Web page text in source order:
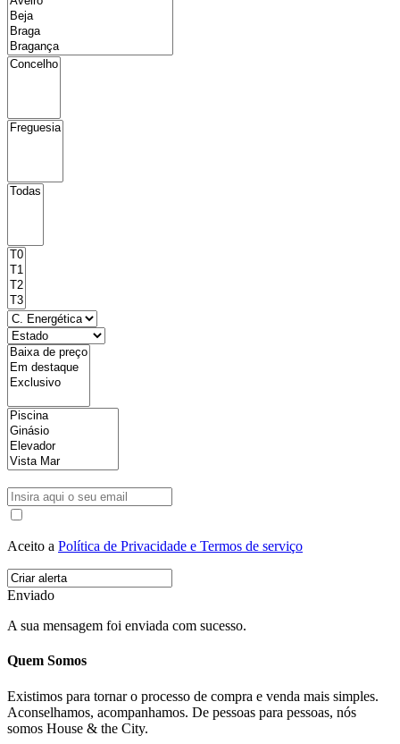
Aceito a Política de Privacidade e Termos de serviço
Enviado
A sua mensagem foi enviada com sucesso.
Quem Somos
Existimos para tornar o processo de compra e venda mais simples.
Aconselhamos, acompanhamos. De pessoas para pessoas, nós
somos House & the City.